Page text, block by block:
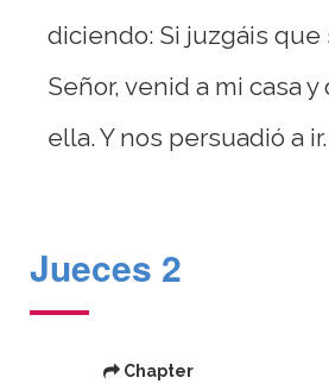
diciendo: Si juzgáis que
Señor, venid a mi casa
ella. Y nos persuadió a ir.
Jueces 2
Chapter